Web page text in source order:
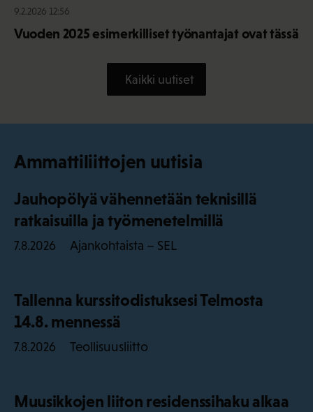
9.2.2026 12:56
Vuoden 2025 esimerkilliset työnantajat ovat tässä
Kaikki uutiset
Ammattiliittojen uutisia
Jauhopölyä vähennetään teknisillä
ratkaisuilla ja työmenetelmillä
7.8.2026 Ajankohtaista – SEL
Tallenna kurssitodistuksesi Telmosta
14.8. mennessä
7.8.2026 Teollisuusliitto
Muusikkojen liiton residenssihaku alkaa